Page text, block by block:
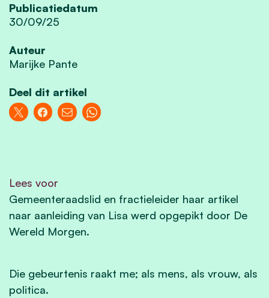
Publicatiedatum
30/09/25
Auteur
Marijke Pante
Deel dit artikel
Lees voor
Gemeenteraadslid en fractieleider haar artikel
naar aanleiding van Lisa werd opgepikt door De
Wereld Morgen.
Die gebeurtenis raakt me; als mens, als vrouw, als
politica.